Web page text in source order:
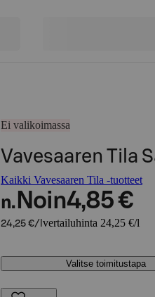
Ei valikoimassa
Vavesaaren Tila
Kaikki Vavesaaren Tila -tuotteet
n. Noin4,85 €
24,25 €/l vertailuhinta 24,25 €/l
Valitse toimitustapa